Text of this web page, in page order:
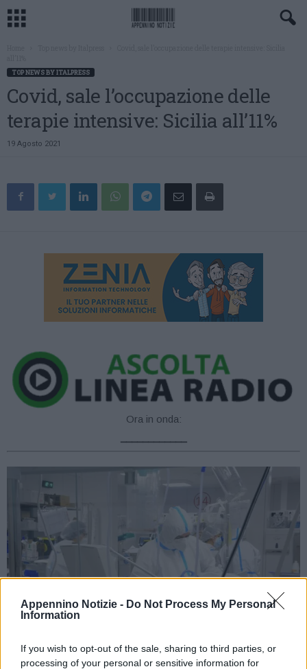
Appennino Notizie - Do Not Process My Personal
Information
If you wish to opt-out of the sale, sharing to third parties, or
processing of your personal or sensitive information for
TOP NEWS BY ITALPRESS
Covid, sale l’occupazione delle
terapie intensive: Sicilia all’11%
19 Agosto 2021
Ora in onda: